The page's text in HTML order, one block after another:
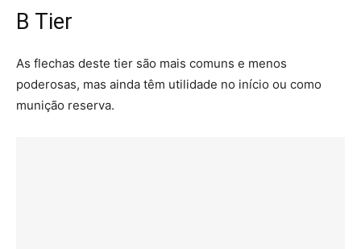
B Tier
As flechas deste tier são mais comuns e menos
poderosas, mas ainda têm utilidade no início ou como
munição reserva.